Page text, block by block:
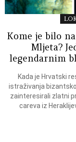
Kome je bilo
Mljeta?
legendarnim
Kada je Hrvatski
istraživanja
zainteresirali zlatni
careva iz